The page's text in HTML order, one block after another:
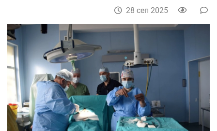
28 сеп 2025